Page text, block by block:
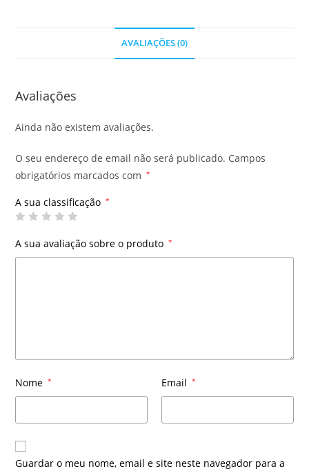
AVALIAÇÕES (0)
Avaliações
Ainda não existem avaliações.
O seu endereço de email não será publicado. Campos
obrigatórios marcados com
*
A sua classificação *
A sua avaliação sobre o produto *
Nome * Email *
Guardar o meu nome, email e site neste navegador para a